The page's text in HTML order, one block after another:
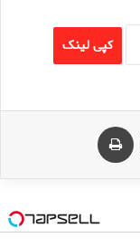
کپی لینک
اشتراک گذاری از طریق ایمیل